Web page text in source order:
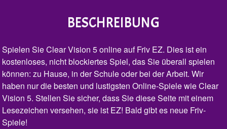
BESCHREIBUNG
Spielen Sie Clear Vision 5 online auf Friv EZ. Dies ist ein
kostenloses, nicht blockiertes Spiel, das Sie überall spielen
können: zu Hause, in der Schule oder bei der Arbeit. Wir
haben nur die besten und lustigsten Online-Spiele wie Clear
Vision 5. Stellen Sie sicher, dass Sie diese Seite mit einem
Lesezeichen versehen, sie ist EZ! Bald gibt es neue Friv-
Spiele!